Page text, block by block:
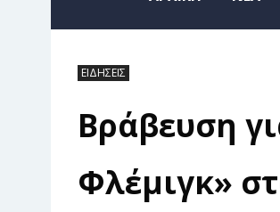
ΕΙΔΗΣΕΙΣ
Βράβευση
Φλέμιγκ»